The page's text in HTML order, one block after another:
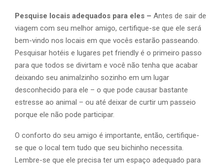
Pesquise locais adequados para eles – Antes de sair de
viagem com seu melhor amigo, certifique-se que ele será
bem-vindo nos locais em que vocês estarão passeando.
Pesquisar hotéis e lugares pet friendly é o primeiro passo
para que todos se divirtam e você não tenha que acabar
deixando seu animalzinho sozinho em um lugar
desconhecido para ele – o que pode causar bastante
estresse ao animal – ou até deixar de curtir um passeio
porque ele não pode participar.
O conforto do seu amigo é importante, então, certifique-
se que o local tem tudo que seu bichinho necessita.
Lembre-se que ele precisa ter um espaço adequado para